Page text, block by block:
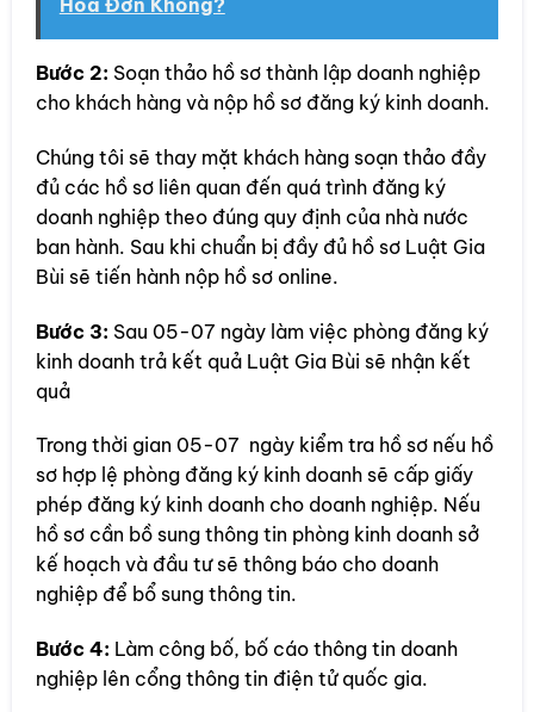
Bước 2: Soạn thảo hồ sơ thành lập doanh nghiệp
cho khách hàng và nộp hồ sơ đăng ký kinh doanh.
Chúng tôi sẽ thay mặt khách hàng soạn thảo đầy
đủ các hồ sơ liên quan đến quá trình đăng ký
doanh nghiệp theo đúng quy định của nhà nước
ban hành. Sau khi chuẩn bị đầy đủ hồ sơ Luật Gia
Bùi sẽ tiến hành nộp hồ sơ online.
Bước 3: Sau 05-07 ngày làm việc phòng đăng ký
kinh doanh trả kết quả Luật Gia Bùi sẽ nhận kết
quả
Trong thời gian 05-07 ngày kiểm tra hồ sơ nếu hồ
sơ hợp lệ phòng đăng ký kinh doanh sẽ cấp giấy
phép đăng ký kinh doanh cho doanh nghiệp. Nếu
hồ sơ cần bồ sung thông tin phòng kinh doanh sở
kế hoạch và đầu tư sẽ thông báo cho doanh
nghiệp để bổ sung thông tin.
Bước 4: Làm công bố, bố cáo thông tin doanh
nghiệp lên cổng thông tin điện tử quốc gia.